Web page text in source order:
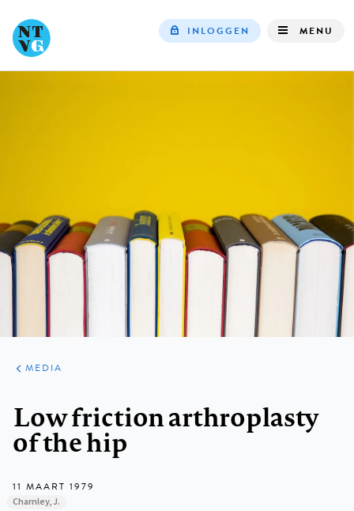
INLOGGEN MENU
ARTIKELEN
VARIA
MEDIA
Low friction arthroplasty
of the hip
11 MAART 1979
Charnley, J.